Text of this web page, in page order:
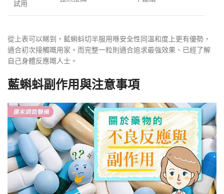
試用
從上表可以睇到，藍蝌蚪切半服用喺安全性同溫和度上更有優勢，
適合初次接觸嘅用家。而完整一粒則適合追求最強效果、已經了解
自己身體反應嘅人士。
藍蝌蚪副作用與注意事項